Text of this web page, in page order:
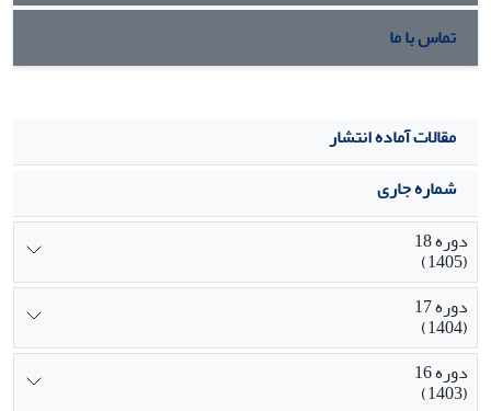
تماس با ما
مقالات آماده انتشار
شماره جاری
دوره 18
(1405)
دوره 17
(1404)
دوره 16
(1403)